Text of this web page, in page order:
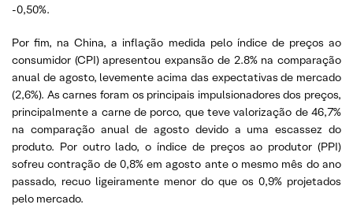
-0,50%.
Por fim, na China, a inflação medida pelo índice de preços ao
consumidor (CPI) apresentou expansão de 2.8% na comparação
anual de agosto, levemente acima das expectativas de mercado
(2,6%). As carnes foram os principais impulsionadores dos preços,
principalmente a carne de porco, que teve valorização de 46,7%
na comparação anual de agosto devido a uma escassez do
produto. Por outro lado, o índice de preços ao produtor (PPI)
sofreu contração de 0,8% em agosto ante o mesmo mês do ano
passado, recuo ligeiramente menor do que os 0,9% projetados
pelo mercado.